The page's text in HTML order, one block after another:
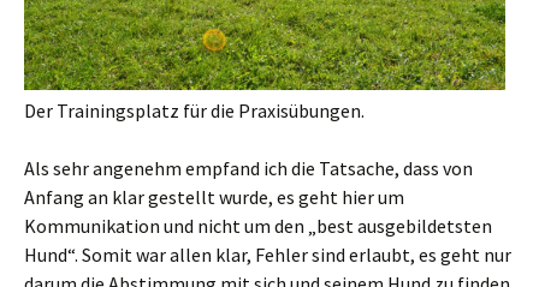
Der Trainingsplatz für die Praxisübungen.
Als sehr angenehm empfand ich die Tatsache, dass von
Anfang an klar gestellt wurde, es geht hier um
Kommunikation und nicht um den „best ausgebildetsten
Hund“. Somit war allen klar, Fehler sind erlaubt, es geht nur